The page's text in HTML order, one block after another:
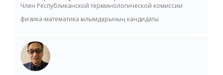
Член Республиканской терминологической комиссии
физика-математика ғылымдарының кандидаты